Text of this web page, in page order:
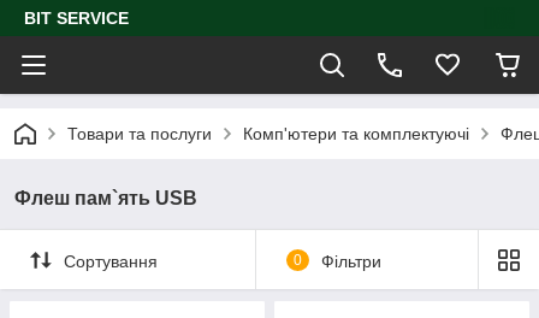
BIT SERVICE
Товари та послуги Комп'ютери та комплектуючі
Флеш пам`ять USB
Сортування 0 Фільтри